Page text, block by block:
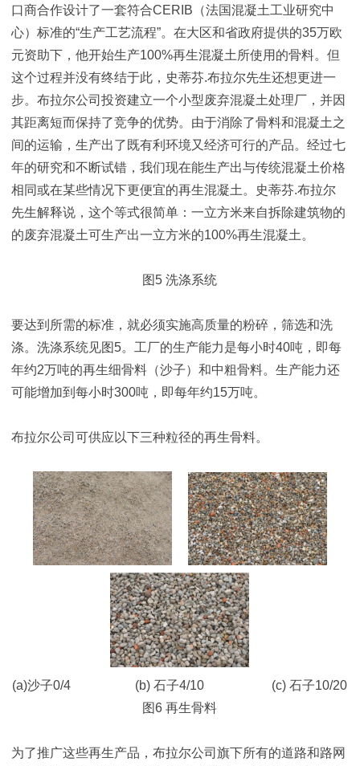
口商合作设计了一套符合CERIB（法国混凝土工业研究中
心）标准的“生产工艺流程”。在大区和省政府提供的35万欧
元资助下，他开始生产100%再生混凝土所使用的骨料。但
这个过程并没有终结于此，史蒂芬.布拉尔先生还想更进一
步。布拉尔公司投资建立一个小型废弃混凝土处理厂，并因
其距离短而保持了竞争的优势。由于消除了骨料和混凝土之
间的运输，生产出了既有利环境又经济可行的产品。经过七
年的研究和不断试错，我们现在能生产出与传统混凝土价格
相同或在某些情况下更便宜的再生混凝土。史蒂芬.布拉尔
先生解释说，这个等式很简单：一立方米来自拆除建筑物的
的废弃混凝土可生产出一立方米的100%再生混凝土。
图5 洗涤系统
要达到所需的标准，就必须实施高质量的粉碎，筛选和洗
涤。洗涤系统见图5。工厂的生产能力是每小时40吨，即每
年约2万吨的再生细骨料（沙子）和中粗骨料。生产能力还
可能增加到每小时300吨，即每年约15万吨。
布拉尔公司可供应以下三种粒径的再生骨料。
(a)沙子0/4 (b) 石子4/10 (c) 石子10/20
图6 再生骨料
为了推广这些再生产品，布拉尔公司旗下所有的道路和路网